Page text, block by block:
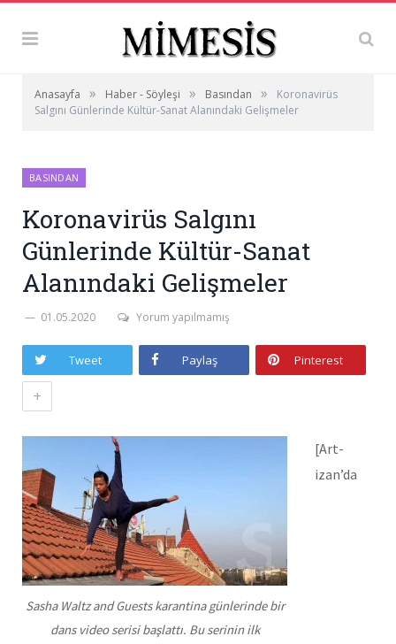
Anasayfa » Haber - Söyleşi » Basından »
Koronavirüs
Salgını Günlerinde Kültür-Sanat Alanındaki Gelişmeler
BASINDAN
Koronavirüs Salgını
Günlerinde Kültür-Sanat
Alanındaki Gelişmeler
01.05.2020 Yorum yapılmamış
Tweet Paylaş Pinterest
+
Sasha Waltz and Guests karantina günlerinde bir
dans video serisi başlattı. Bu serinin ilk
[Art-
izan’da